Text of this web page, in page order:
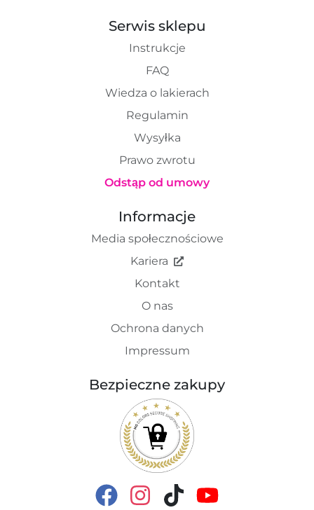
Serwis sklepu
Instrukcje
FAQ
Wiedza o lakierach
Regulamin
Wysyłka
Prawo zwrotu
Odstąp od umowy
Informacje
Media społecznościowe
Kariera
Kontakt
O nas
Ochrona danych
Impressum
Bezpieczne zakupy